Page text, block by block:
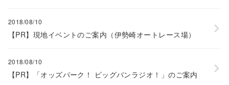
2018/08/10
【PR】現地イベントのご案内（伊勢崎オートレース場）
2018/08/10
【PR】「オッズパーク！ ビッグバンラジオ！」のご案内